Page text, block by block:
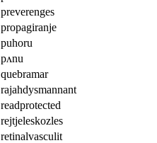
preverenges
propagiranje
puhoru
pʌnu
quebramar
rajahdysmannant
readprotected
rejtjeleskozles
retinalvasculit